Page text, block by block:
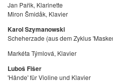
Jan Pařik, Klarinette
Miron Šmidảk, Klavier
Karol Szymanowski
Scheherzade (aus dem Zyklus
Markéta Týmlová, Klavier
Luboš Fišer
'Hände' für Violine und Klavier